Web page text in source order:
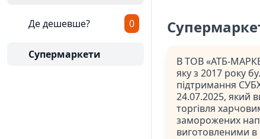
Де дешевше? 0
Супермаркети
В ТОВ «АТБ-
яку з 2017 року
підтримання
24.07.2025, який
торгівля
заморожених
виготовленими